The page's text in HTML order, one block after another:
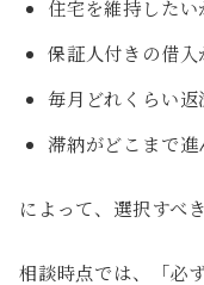
住宅を維持したい
保証人付きの借入
毎月どれくらい返
滞納がどこまで
によって、選択すべ
相談時点では、「必